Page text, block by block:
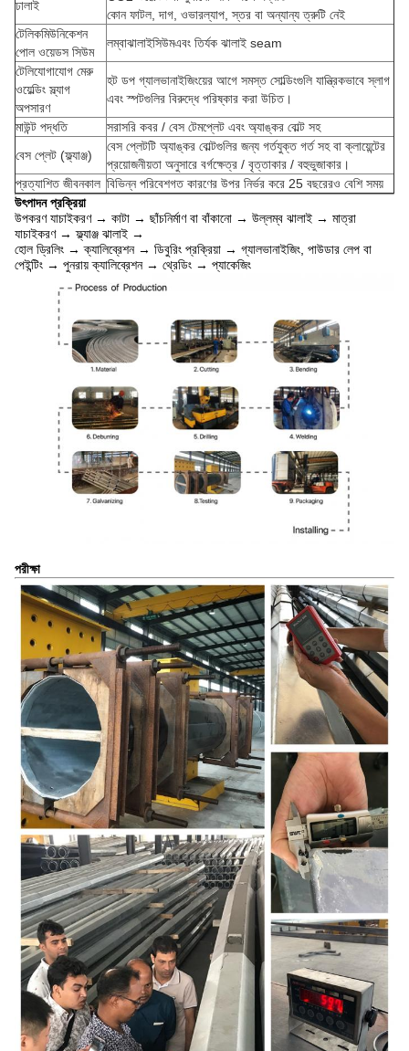
ঢালাই
কোন ফাটল, দাগ, ওভারল্যাপ, স্তর বা অন্যান্য ত্রুটি নেই
টেলিকমিউনিকেশন
পোল ওয়েডস সিউম
লম্বাঝালাইসিউমএবং তির্যক ঝালাই seam
টেলিযোগাযোগ মেরু
ওয়েল্ডিং স্ল্যাগ
অপসারণ
হট ডপ গ্যালভানাইজিংয়ের আগে সমস্ত সোল্ডিংগুলি যান্ত্রিকভাবে স্লাগ
এবং স্পটগুলির বিরুদ্ধে পরিষ্কার করা উচিত।
মাউন্ট পদ্ধতি
সরাসরি কবর / বেস টেমপ্লেট এবং অ্যাঙ্কর বোল্ট সহ
বেস প্লেট (ফ্ল্যাঞ্জ)
বেস প্লেটটি অ্যাঙ্কর বোল্টগুলির জন্য গর্তযুক্ত গর্ত সহ বা ক্লায়েন্টের
প্রয়োজনীয়তা অনুসারে বর্গক্ষেত্র / বৃত্তাকার / বহুভুজাকার।
প্রত্যাশিত জীবনকাল বিভিন্ন পরিবেশগত কারণের উপর নির্ভর করে 25 বছরেরও বেশি সময়
উৎপাদন প্রক্রিয়া
উপকরণ যাচাইকরণ → কাটা → ছাঁচনির্মাণ বা বাঁকানো → উল্লম্ব ঝালাই → মাত্রা
যাচাইকরণ → ফ্ল্যাঞ্জ ঝালাই →
হোল ড্রিলিং → ক্যালিব্রেশন → ডিবুরিং প্রক্রিয়া → গ্যালভানাইজিং, পাউডার লেপ বা
পেইন্টিং → পুনরায় ক্যালিব্রেশন → থ্রেডিং → প্যাকেজিং
পরীক্ষা